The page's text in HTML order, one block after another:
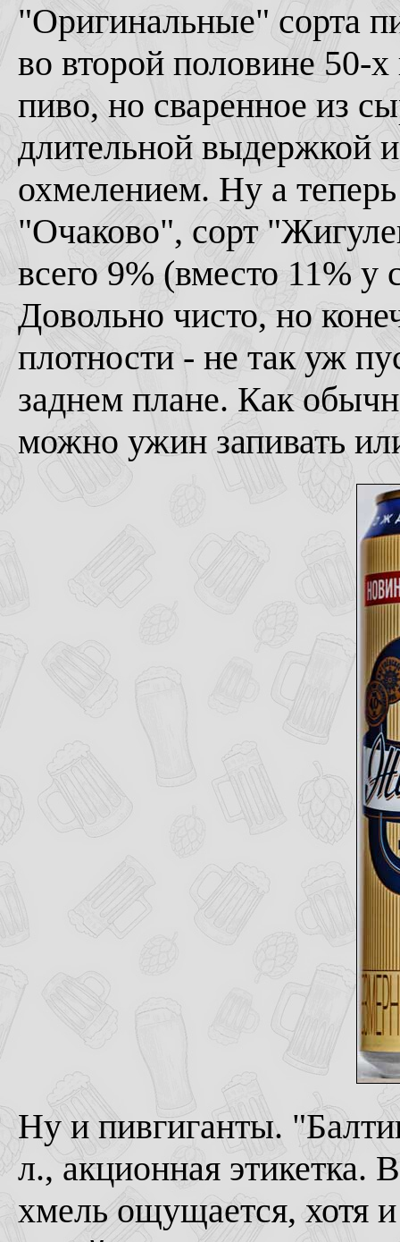
"Оригинальные" сорта
во второй половине 50-
пиво, но сваренное из
длительной выдержкой
охмелением. Ну а
"Очаково", сорт
всего 9% (вместо 11% у
Довольно чисто, но
плотности - не так уж
заднем плане. Как
можно ужин запивать
Ну и пивгиганты.
л., акционная этикетка.
хмель ощущается, хотя